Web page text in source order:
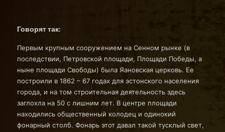
Говорят так:
Первым крупным сооружением на Сенном рынке (в
последствии, Петровской площади, Площади Победы, а
ныне площади Свободы) была Яановская церковь. Ее
построили в 1862 – 67 годах для эстонского населения
города, и на том строительная деятельность здесь
заглохла на 50 с лишним лет. В центре площади
находились общественный колодец и одинокий
фонарный столб. Фонарь этот давал такой тусклый свет,